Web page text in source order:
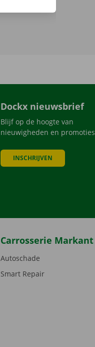
Dockx nieuwsbrief
Blijf op de hoogte van
nieuwigheden en promoties
INSCHRIJVEN
Carrosserie Markant
Autoschade
Smart Repair